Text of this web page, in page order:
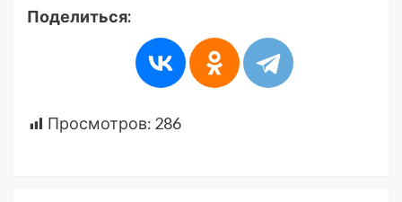
Поделиться:
Просмотров: 286